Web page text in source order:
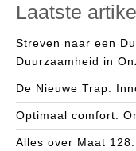
Laatste
Streven naar een
Duurzaamheid in
De Nieuwe Trap:
Optimaal comfort:
Alles over Maat